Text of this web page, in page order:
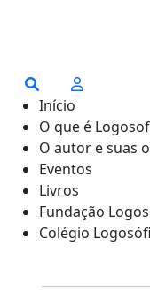
Início
O que é
O autor e suas
Eventos
Livros
Fundação
Colégio